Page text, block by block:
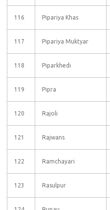
116 Pipariya Khas
117 Pipariya Muktyar
118 Piparkhedi
119 Pipra
120 Rajoli
121 Rajwans
122 Ramchayari
123 Rasulpur